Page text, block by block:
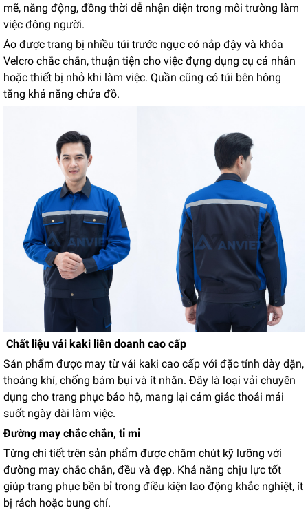
mẽ, năng động, đồng thời dễ nhận diện trong môi trường làm
việc đông người.
Áo được trang bị nhiều túi trước ngực có nắp đậy và khóa
Velcro chắc chắn, thuận tiện cho việc đựng dụng cụ cá nhân
hoặc thiết bị nhỏ khi làm việc. Quần cũng có túi bên hông
tăng khả năng chứa đồ.
Chất liệu vải kaki liên doanh cao cấp
Sản phẩm được may từ vải kaki cao cấp với đặc tính dày dặn,
thoáng khí, chống bám bụi và ít nhăn. Đây là loại vải chuyên
dụng cho trang phục bảo hộ, mang lại cảm giác thoải mái
suốt ngày dài làm việc.
Đường may chắc chắn, tỉ mỉ
Từng chi tiết trên sản phẩm được chăm chút kỹ lưỡng với
đường may chắc chắn, đều và đẹp. Khả năng chịu lực tốt
giúp trang phục bền bỉ trong điều kiện lao động khắc nghiệt, ít
bị rách hoặc bung chỉ.